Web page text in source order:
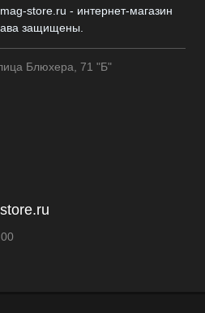
store.ru - интернет-магазин
защищены.
Блюхера, 71 "Б"